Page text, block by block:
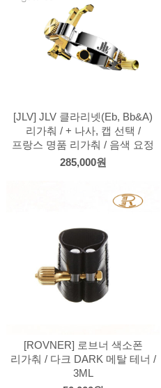
[JLV] JLV 클라리넷(Eb, Bb&A)
리가춰 / + 나사, 캡 선택 /
프랑스 명품 리가춰 / 음색 요정
285,000원
[ROVNER] 로브너 색소폰
리가춰 / 다크 DARK 메탈 테너 /
3ML